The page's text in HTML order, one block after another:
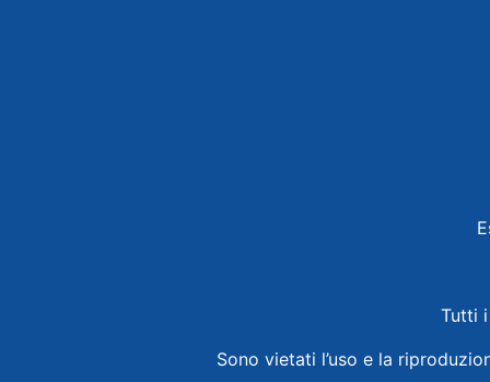
Tutti
Sono vietati l’uso e la